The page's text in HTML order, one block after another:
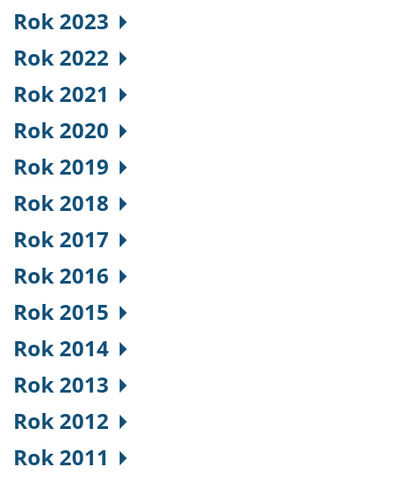
Rok 2023
Rok 2022
Rok 2021
Rok 2020
Rok 2019
Rok 2018
Rok 2017
Rok 2016
Rok 2015
Rok 2014
Rok 2013
Rok 2012
Rok 2011